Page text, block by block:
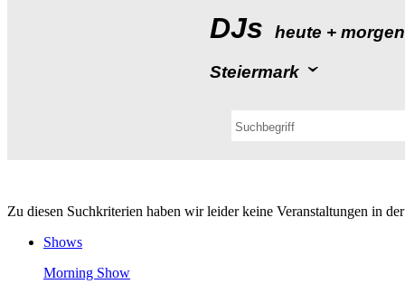
DJs heute+morgen
Steiermark
Shows
MorningShow